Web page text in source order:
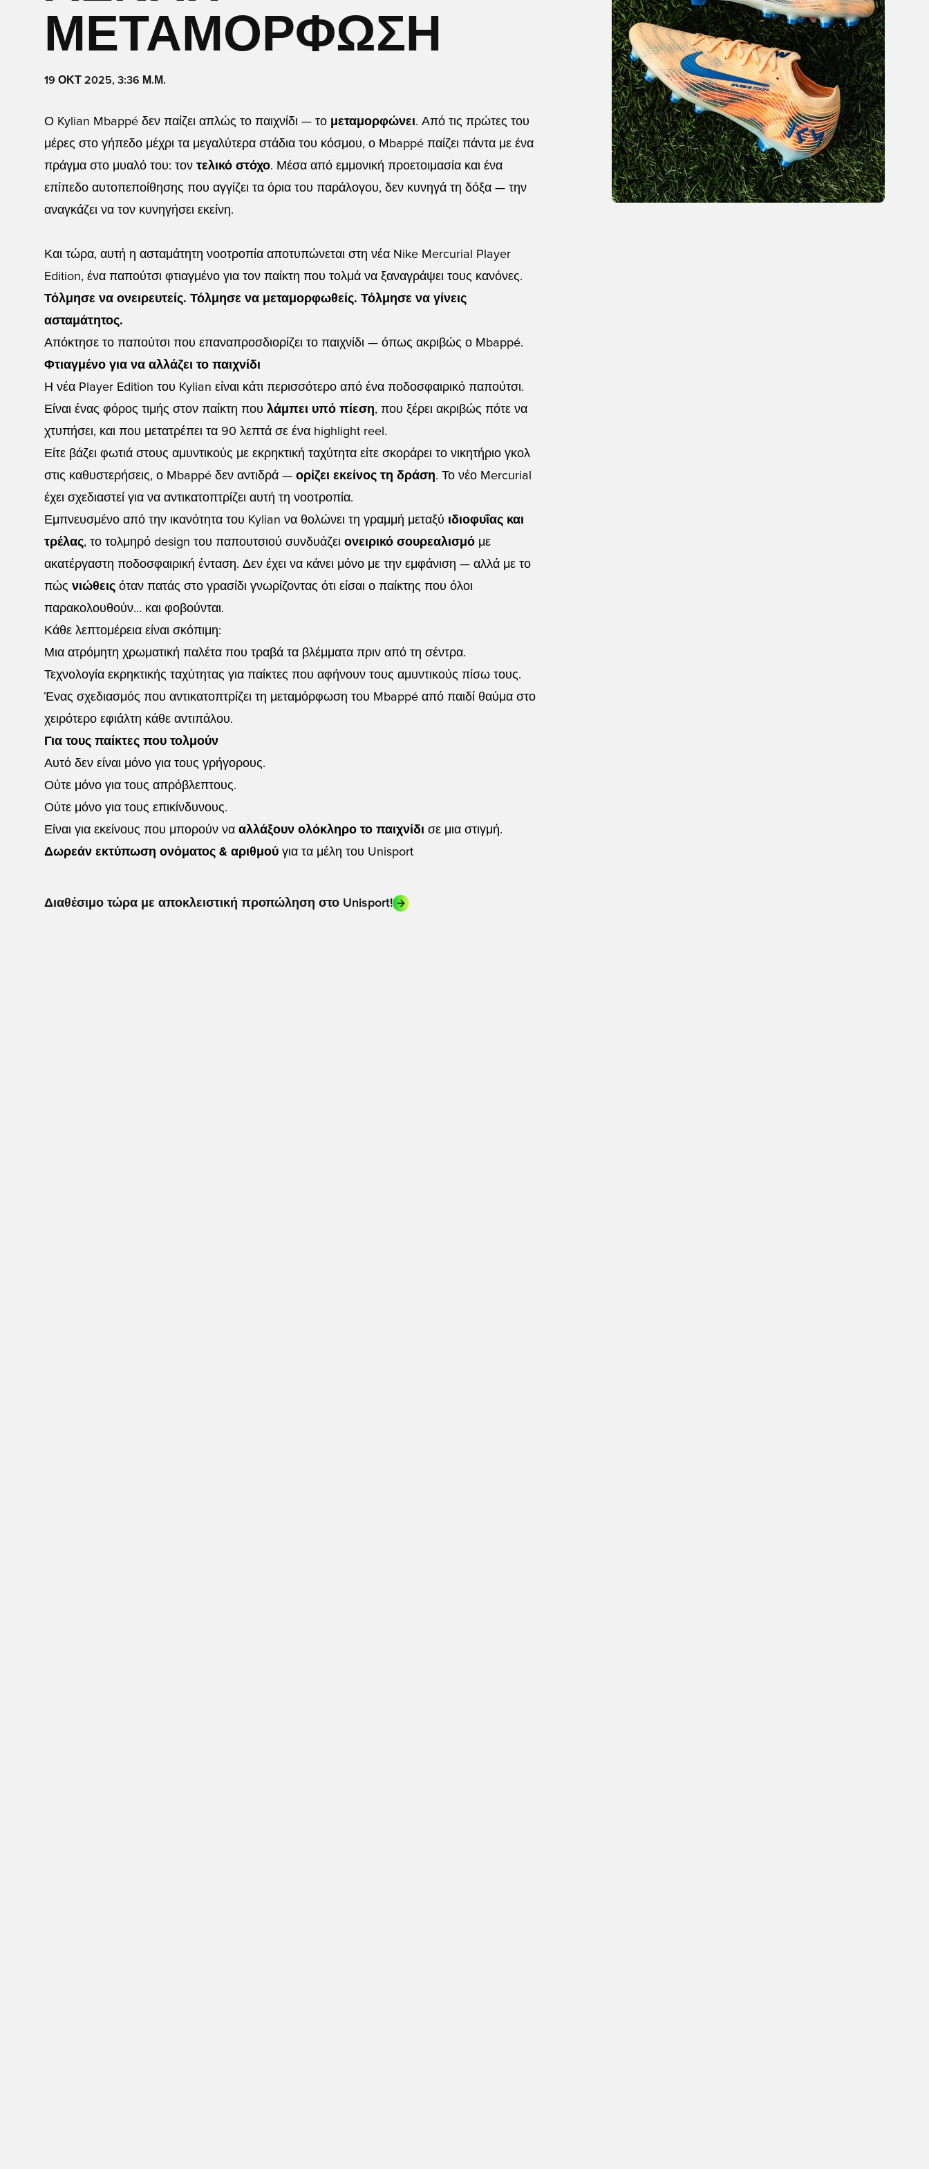
ΜΕΤΑΜΌΡΦΩΣΗ
19 ΟΚΤ 2025, 3:36 Μ.Μ.
Ο Kylian Mbappé δεν παίζει απλώς το παιχνίδι — το μεταμορφώνει. Από τις πρώτες του
μέρες στο γήπεδο μέχρι τα μεγαλύτερα στάδια του κόσμου, ο Mbappé παίζει πάντα με ένα
πράγμα στο μυαλό του: τον τελικό στόχο. Μέσα από εμμονική προετοιμασία και ένα
επίπεδο αυτοπεποίθησης που αγγίζει τα όρια του παράλογου, δεν κυνηγά τη δόξα — την
αναγκάζει να τον κυνηγήσει εκείνη.
Και τώρα, αυτή η ασταμάτητη νοοτροπία αποτυπώνεται στη νέα Nike Mercurial Player
Edition, ένα παπούτσι φτιαγμένο για τον παίκτη που τολμά να ξαναγράψει τους κανόνες.
Τόλμησε να ονειρευτείς. Τόλμησε να μεταμορφωθείς. Τόλμησε να γίνεις
ασταμάτητος.
Απόκτησε το παπούτσι που επαναπροσδιορίζει το παιχνίδι — όπως ακριβώς ο Mbappé.
Φτιαγμένο για να αλλάζει το παιχνίδι
Η νέα Player Edition του Kylian είναι κάτι περισσότερο από ένα ποδοσφαιρικό παπούτσι.
Είναι ένας φόρος τιμής στον παίκτη που λάμπει υπό πίεση, που ξέρει ακριβώς πότε να
χτυπήσει, και που μετατρέπει τα 90 λεπτά σε ένα highlight reel.
Είτε βάζει φωτιά στους αμυντικούς με εκρηκτική ταχύτητα είτε σκοράρει το νικητήριο γκολ
στις καθυστερήσεις, ο Mbappé δεν αντιδρά — ορίζει εκείνος τη δράση. Το νέο Mercurial
έχει σχεδιαστεί για να αντικατοπτρίζει αυτή τη νοοτροπία.
Εμπνευσμένο από την ικανότητα του Kylian να θολώνει τη γραμμή μεταξύ ιδιοφυΐας και
τρέλας, το τολμηρό design του παπουτσιού συνδυάζει ονειρικό σουρεαλισμό με
ακατέργαστη ποδοσφαιρική ένταση. Δεν έχει να κάνει μόνο με την εμφάνιση — αλλά με το
πώς νιώθεις όταν πατάς στο γρασίδι γνωρίζοντας ότι είσαι ο παίκτης που όλοι
παρακολουθούν… και φοβούνται.
Κάθε λεπτομέρεια είναι σκόπιμη:
Μια ατρόμητη χρωματική παλέτα που τραβά τα βλέμματα πριν από τη σέντρα.
Τεχνολογία εκρηκτικής ταχύτητας για παίκτες που αφήνουν τους αμυντικούς πίσω τους.
Ένας σχεδιασμός που αντικατοπτρίζει τη μεταμόρφωση του Mbappé από παιδί θαύμα στο
χειρότερο εφιάλτη κάθε αντιπάλου.
Για τους παίκτες που τολμούν
Αυτό δεν είναι μόνο για τους γρήγορους.
Ούτε μόνο για τους απρόβλεπτους.
Ούτε μόνο για τους επικίνδυνους.
Είναι για εκείνους που μπορούν να αλλάξουν ολόκληρο το παιχνίδι σε μια στιγμή.
Δωρεάν εκτύπωση ονόματος & αριθμού για τα μέλη του Unisport
Διαθέσιμο τώρα με αποκλειστική προπώληση στο Unisport!